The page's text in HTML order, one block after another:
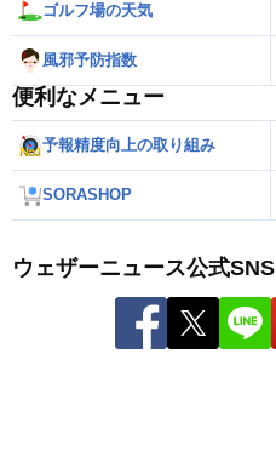
ゴルフ場の天気
風邪予防指数
便利なメニュー
予報精度向上の取り組み
SORASHOP
ウェザーニュース公式SNS